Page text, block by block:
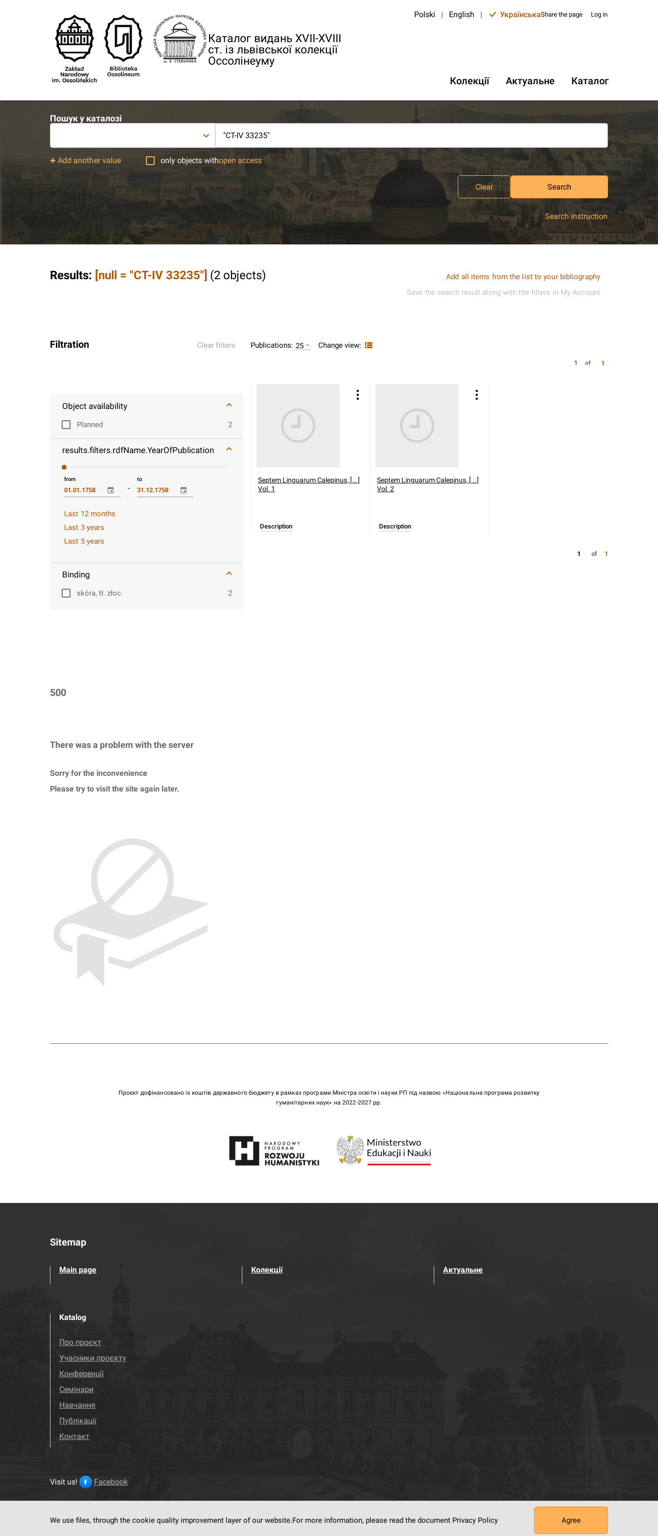
Каталог видань XVII-XVIII
ст. із львівської колекції
Оссолінеуму
Polski | English | УкраїнськаShare the page Log in
Колекції Актуальне Каталог
Пошук у каталозі
Add another value only objects withopen access
Clear Search
Search instruction
Results: [null = "CT-IV 33235"] (2 objects)
Add all items from the list to your bibliography
Save the search result along with the filters in My Account
Filtration Clear filters
Object availability
Planned 2
results.filters.rdfName.YearOfPublication
from
-
to
Last 12 months
Last 3 years
Last 5 years
Binding
skóra, tł. złoc. 2
Publications: 25 Change view:
1 of 1
Septem Linguarum Calepinus, [...]
Vol. 1
Description
Septem Linguarum Calepinus, [...]
Vol. 2
Description
1 of 1
500
There was a problem with the server
Sorry for the inconvenience
Please try to visit the site again later.
Проєкт дофінансовано із коштів державного бюджету в рамках програми Міністра освіти і науки РП під назвою «Національна програма розвитку
гуманітарних наук» на 2022-2027 рр.
Sitemap
Main page Колекції Актуальне
Katalog
Про проєкт
Учасники проєкту
Конференції
Семінари
Навчання
Публікації
Контакт
Visit us! Facebook
This service runs ondLibra6.4.18-SNAPSHOTsoftware created byPoznan Supercomputing and Networking Center
We use files, through the cookie quality improvement layer of our website.For more information, please read the document Privacy Policy Agree